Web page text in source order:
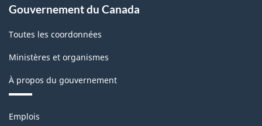
Gouvernement du Canada
Toutes les coordonnées
Ministères et organismes
À propos du gouvernement
Thèmes
Emplois